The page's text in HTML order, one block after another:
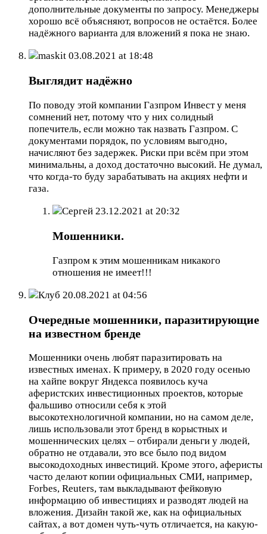
дополнительные документы по запросу. Менеджеры
хорошо всё объясняют, вопросов не остаётся. Более
надёжного варианта для вложений я пока не знаю.
maskit 03.08.2021 at 18:48
Выглядит надёжно
По поводу этой компании Газпром Инвест у меня
сомнений нет, потому что у них солидный
попечитель, если можно так назвать Газпром. С
документами порядок, по условиям выгодно,
начисляют без задержек. Риски при всём при этом
минимальны, а доход достаточно высокий. Не думал,
что когда-то буду зарабатывать на акциях нефти и
газа.
Сергей 23.12.2021 at 20:32
Мошенники.
Газпром к этим мошенникам никакого
отношения не имеет!!!
Клуб 20.08.2021 at 04:56
Очередные мошенники, паразитирующие
на известном бренде
Мошенники очень любят паразитировать на
известных именах. К примеру, в 2020 году осенью
на хайпе вокруг Яндекса появилось куча
аферистских инвестиционных проектов, которые
фальшиво относили себя к этой
высокотехнологичной компании, но на самом деле,
лишь использовали этот бренд в корыстных и
мошеннических целях – отбирали деньги у людей,
обратно не отдавали, это все было под видом
высокодоходных инвестиций. Кроме этого, аферисты
часто делают копии официальных СМИ, например,
Forbes, Reuters, там выкладывают фейковую
информацию об инвестициях и разводят людей на
вложения. Дизайн такой же, как на официальных
сайтах, а вот домен чуть-чуть отличается, на какую-